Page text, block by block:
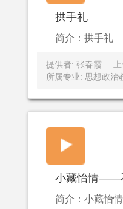
拱手礼
简介：拱手礼
提供者: 张春霞
所属专业: 思想政治
小藏怡情——
简介：小藏怡